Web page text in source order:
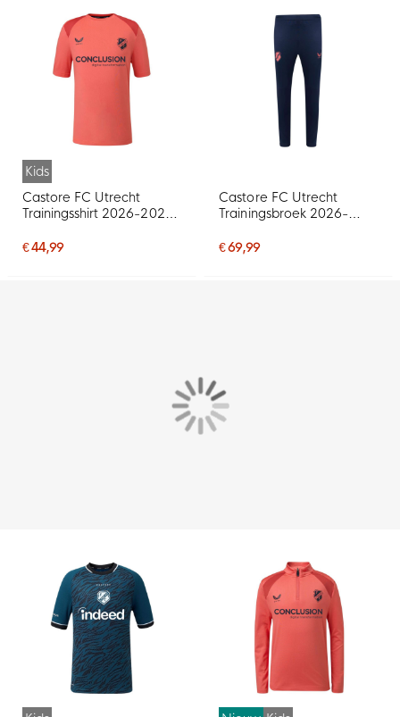
Kids
Castore FC Utrecht
Trainingsshirt 2026-2027
Donkerrood
€ 44,99
Castore FC Utrecht
Trainingsbroek 2026-
€ 69,99